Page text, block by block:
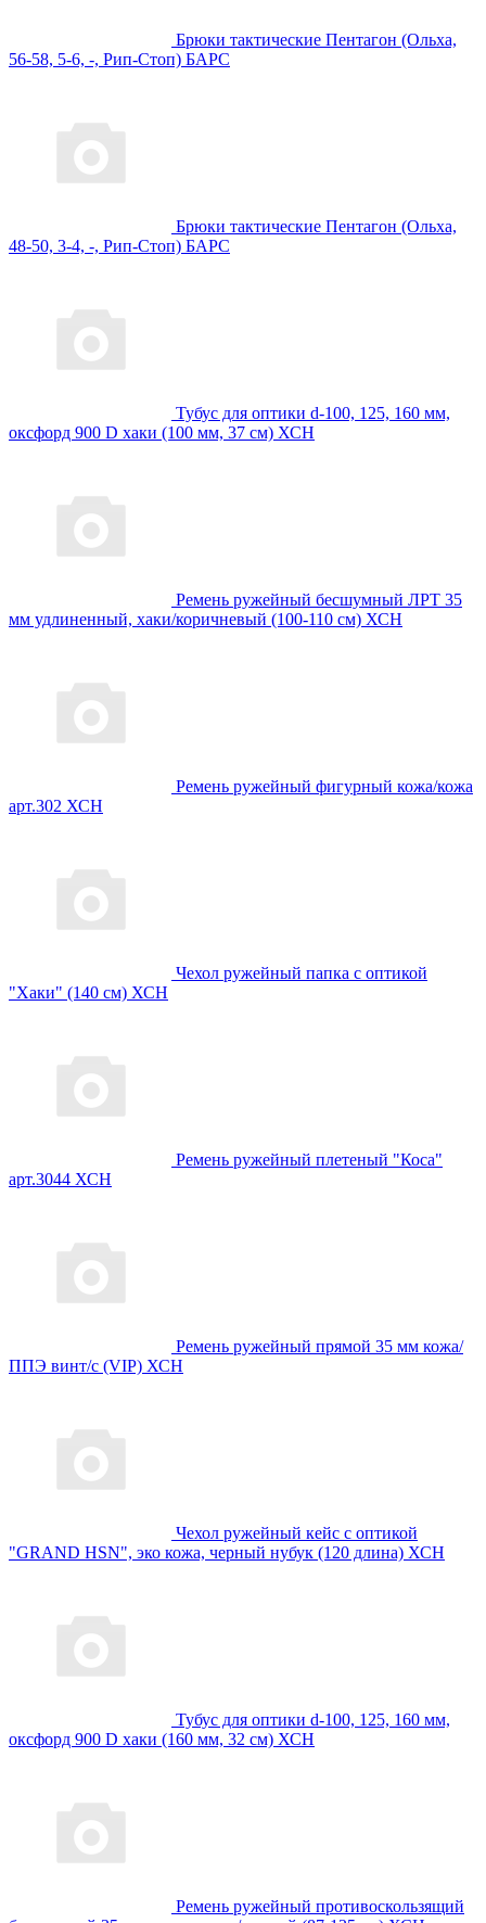
Брюки тактические Пентагон (Ольха,
56-58, 5-6, -, Рип-Стоп) БАРС
Брюки тактические Пентагон (Ольха,
48-50, 3-4, -, Рип-Стоп) БАРС
Тубус для оптики d-100, 125, 160 мм,
оксфорд 900 D хаки (100 мм, 37 см) ХСН
Ремень ружейный бесшумный ЛРТ 35
мм удлиненный, хаки/коричневый (100-110 см) ХСН
Ремень ружейный фигурный кожа/кожа
арт.302 ХСН
Чехол ружейный папка с оптикой
"Хаки" (140 см) ХСН
Ремень ружейный плетеный "Коса"
арт.3044 ХСН
Ремень ружейный прямой 35 мм кожа/
ППЭ винт/с (VIP) ХСН
Чехол ружейный кейс с оптикой
"GRAND HSN", эко кожа, черный нубук (120 длина) ХСН
Тубус для оптики d-100, 125, 160 мм,
оксфорд 900 D хаки (160 мм, 32 см) ХСН
Ремень ружейный противоскользящий